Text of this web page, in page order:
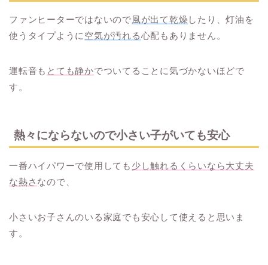
ファンヒーターではないので風が出て乾燥 したり、灯油を
使うタイプように 空気が汚れる心配もありません。
運転音も とても静かでついてることに気づかないほどで
す。
熱々にならないので小さい子がいても安心
一番ハイパワーで使用しても 少し触れるくらいなら大丈夫
な熱さ なので、
小さいお子さんのいる家庭でも安心して使えると思いま
す。